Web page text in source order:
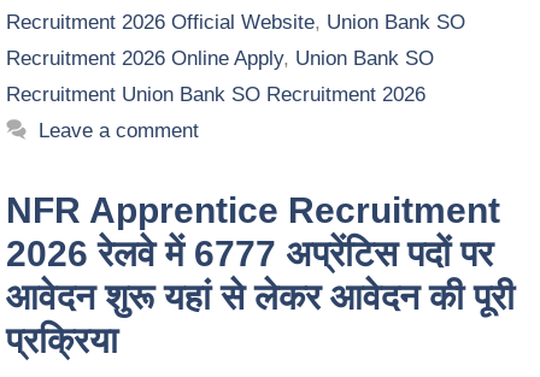
Recruitment 2026 Official Website, Union Bank SO
Recruitment 2026 Online Apply, Union Bank SO
Recruitment Union Bank SO Recruitment 2026
Leave a comment
NFR Apprentice Recruitment
2026 रेलवे में 6777 अप्रेंटिस पदों पर
आवेदन शुरू यहां से लेकर आवेदन की पूरी
प्रक्रिया